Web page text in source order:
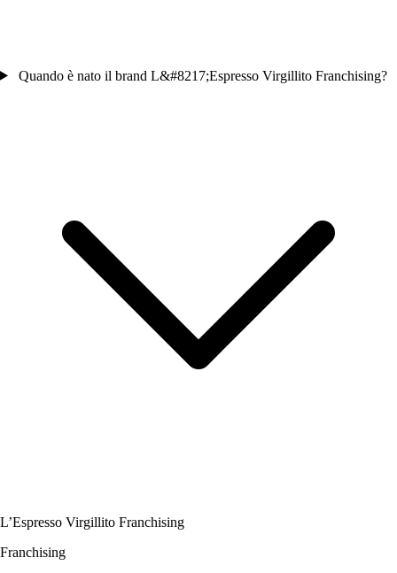
Quando è nato il brand L&#8217;Espresso Virgillito Franchising?
L’Espresso Virgillito Franchising
Franchising